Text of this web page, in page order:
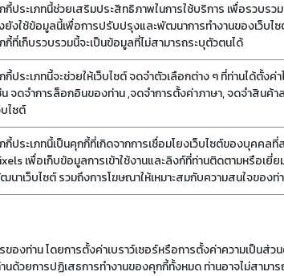
กี้ประเภทนี้ช่วยเสริมประสิทธิภาพในการใช้บริการ เพื่อรวบร
ยังใช้ข้อมูลนี้เพื่อการปรับปรุงและพัฒนาการทำงานของเว็บ
กี้ที่เก็บรวบรวมนี้จะเป็นข้อมูลที่ไม่สามารถระบุตัวตนได้
กี้ประเภทนี้จะช่วยให้เว็บไซต์ จดจำตัวเลือกต่าง ๆ ที่ท่านได้ตั้
น จดจำการล็อกอินของท่าน ,จดจำการตั้งค่าภาษา, จดจำสินค้
บไซต์
กี้ประเภทนี้เป็นคุกกี้ที่เกิดจากการเชื่อมโยงเว็บไซต์ของบุคค
เพื่อเก็บข้อมูลการเข้าใช้งานและลิงก์ที่ท่านติดตามหรือเยี่
นาเว็บไซต์ รวมถึงการโฆษณาให้เหมาะสมกับความสนใจของท่
องท่าน โดยการตั้งค่าเบราว์เซอร์หรือการตั้งค่าความเป็นส่
ด้วยการปฏิเสธการทำงานของคุกกี้ทั้งหมด ท่านอาจไม่สาม